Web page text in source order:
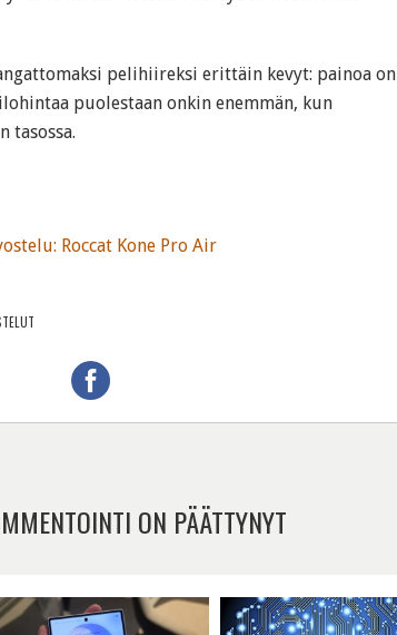
pelihiireksi erittäin kevyt: painoa on
puolestaan onkin enemmän, kun
tasossa.
Roccat Kone Pro Air
ON PÄÄTTYNYT